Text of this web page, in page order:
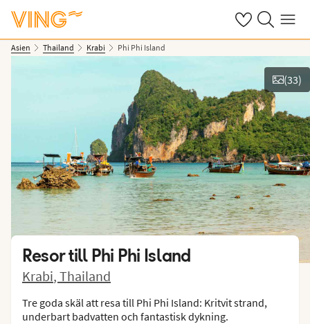
Se dinaSök på ving.se
Meny
Asien Thailand Krabi Phi Phi Island
Se bilder
(33)
Resor till Phi Phi Island
Krabi, Thailand
Tre goda skäl att resa till Phi Phi Island: Kritvit strand,
underbart badvatten och fantastisk dykning.